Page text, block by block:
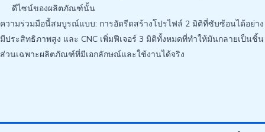
ดีไซน์ของผลิตภัณฑ์นั้น
ความร่วมมือนี้สมบูรณ์แบบ: การอัดรีดสร้างโปรไฟล์ 2 มิติที่ซับซ้อนได้อย่าง
มีประสิทธิภาพสูง และ CNC เพิ่มฟีเจอร์ 3 มิติทั้งหมดที่ทำให้มันกลายเป็นชิ้น
ส่วนเฉพาะผลิตภัณฑ์ที่มีเอกลักษณ์และใช้งานได้จริง